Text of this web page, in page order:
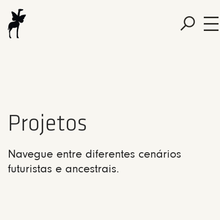
Projetos
Navegue entre diferentes cenários
futuristas e ancestrais.